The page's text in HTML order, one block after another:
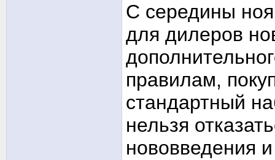
С середины
для дилеров
правилам,
стандартный
нельзя
нововведения и